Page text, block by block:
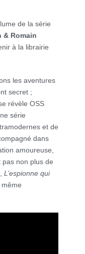
de la série
& Romain
à la librairie
les aventures
secret ;
révèle OSS
série
et de
dans
amoureuse,
pas non plus de
L’espionne qui